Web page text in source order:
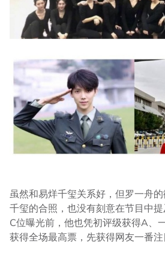
虽然和易烊千玺关系好，但罗一舟
千玺的合照，也没有刻意在节目中
C位曝光前，他也凭初评级获得A、
获得全场最高票，先获得网友一番注